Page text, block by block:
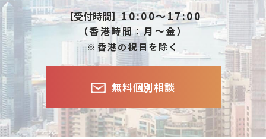
［受付時間］10:00～17:00
（香港時間：月～金）
※香港の祝日を除く
無料個別相談